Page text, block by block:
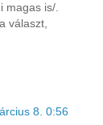
magas is/.
választ,
8. 0:56